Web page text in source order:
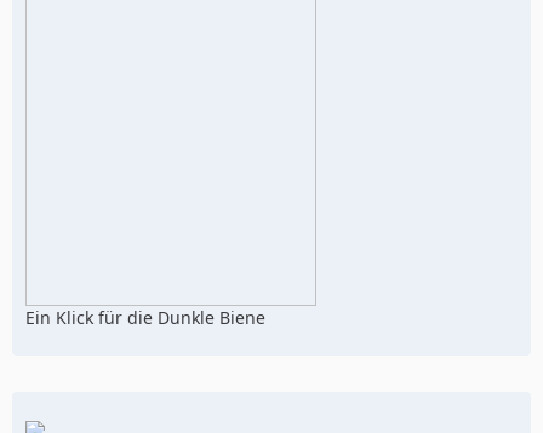
Ein Klick für die Dunkle Biene